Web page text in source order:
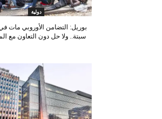
دولية
بوريل: التضامن الأوروبي مات
سبتة.. ولا حل دون التعاون مع